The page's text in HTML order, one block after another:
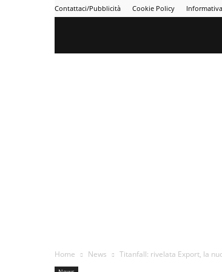
Contattaci/Pubblicità Cookie Policy
Home News Titanfall: rivelata Export, la